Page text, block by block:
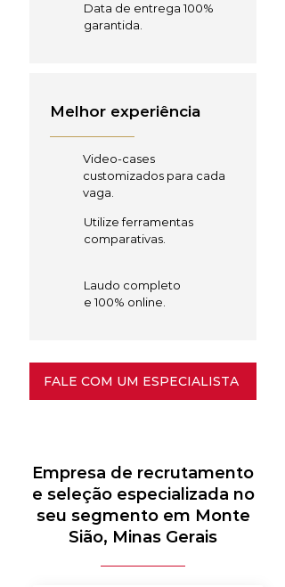
Data de entrega 100%
garantida.
Melhor experiência
Video-cases
customizados para cada
vaga.
Utilize ferramentas
comparativas.
Laudo completo
e 100% online.
FALE COM UM ESPECIALISTA
Empresa de recrutamento
e seleção especializada no
seu segmento em Monte
Sião, Minas Gerais